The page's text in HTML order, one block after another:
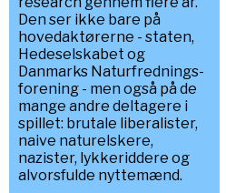
Den ser ikke bare på
hovedaktørerne - staten,
Hedeselskabet og
Danmarks Naturfrednings-
forening - men også på de
mange andre deltagere i
spillet: brutale liberalister,
naive naturelskere,
nazister, lykkeriddere og
alvorsfulde nyttemænd.